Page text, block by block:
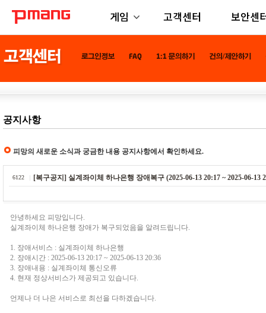
게임 고객센터 보안센
공지사항
피망의 새로운 소식과 궁금한 내용 공지사항에서 확인하세요.
6122 [복구공지] 실계좌이체 하나은행 장애복구 (2025-06-13 20:17 ~ 2025-06-13
안녕하세요 피망입니다.
실계좌이체 하나은행 장애가 복구되었음을 알려드립니다.
1. 장애서비스 : 실계좌이체 하나은행
2. 장애시간 : 2025-06-13 20:17 ~ 2025-06-13 20:36
3. 장애내용 : 실계좌이체 통신오류
4. 현재 정상서비스가 제공되고 있습니다.
언제나 더 나은 서비스로 최선을 다하겠습니다.